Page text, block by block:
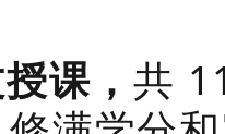
课， 共